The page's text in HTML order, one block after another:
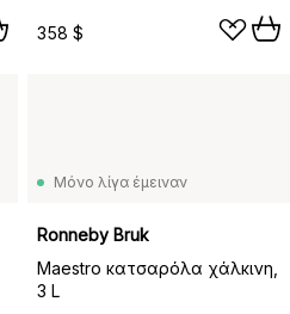
358 $
Μόνο λίγα έμειναν
Ronneby Bruk
Maestro κατσαρόλα χάλκινη,
3 L